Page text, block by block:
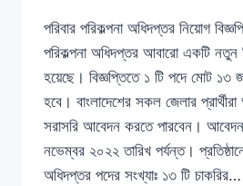
পরিবার পরিকল্পনা অধিদপ্তর নিয়োগ
পরিকল্পনা অধিদপ্তর আবারো একটি নতুন
হয়েছে। বিজ্ঞপ্তিতে ১ টি পদে মোট ১৩
হবে। বাংলাদেশের সকল জেলার
সরাসরি আবেদন করতে পারবেন।
নভেম্বর ২০২২ তারিখ পর্যন্ত।
অধিদপ্তর পদের সংখ্যাঃ ১৩ টি চাকরির…